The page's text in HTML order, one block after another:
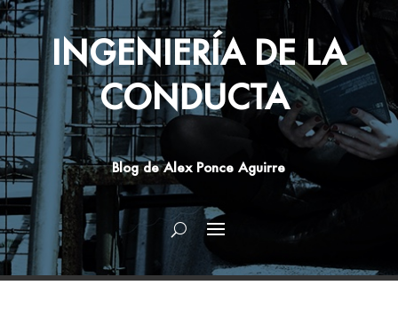
INGENIERÍA DE LA
CONDUCTA
Blog de Alex Ponce Aguirre